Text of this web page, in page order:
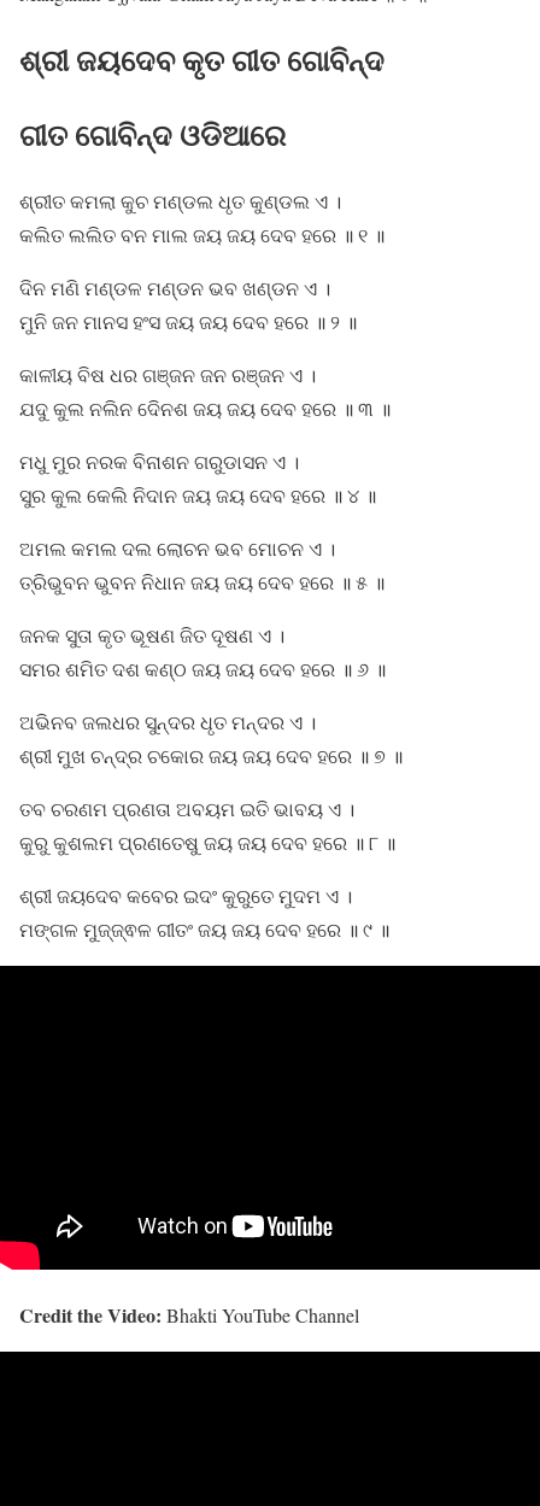
ଶ୍ରୀ ଜୟଦେବ କୃତ ଗୀତ ଗୋବିନ୍ଦ
ଗୀତ ଗୋବିନ୍ଦ ଓଡିଆରେ
ଶ୍ରୀତ କମଲା କୁଚ ମଣ୍ଡଲ ଧୃତ କୁଣ୍ଡଲ ଏ ।
କଲିତ ଲଲିତ ବନ ମାଲ ଜୟ ଜୟ ଦେବ ହରେ ॥ ୧ ॥
ଦିନ ମଣି ମଣ୍ଡଳ ମଣ୍ଡନ ଭବ ଖଣ୍ଡନ ଏ ।
ମୁନି ଜନ ମାନସ ହଂସ ଜୟ ଜୟ ଦେବ ହରେ ॥ ୨ ॥
କାଳୀୟ ବିଷ ଧର ଗଞ୍ଜନ ଜନ ରଞ୍ଜନ ଏ ।
ଯଦୁ କୁଲ ନଲିନ ଦିେନଶ ଜୟ ଜୟ ଦେବ ହରେ ॥ ୩ ॥
ମଧୁ ମୁର ନରକ ବିନାଶନ ଗରୁଡାସନ ଏ ।
ସୁର କୁଲ କେଲି ନିଦାନ ଜୟ ଜୟ ଦେବ ହରେ ॥ ୪ ॥
ଅମଲ କମଲ ଦଲ ଲୋଚନ ଭବ ମୋଚନ ଏ ।
ତ୍ରିଭୁବନ ଭୁବନ ନିଧାନ ଜୟ ଜୟ ଦେବ ହରେ ॥ ୫ ॥
ଜନକ ସୁତା କୃତ ଭୂଷଣ ଜିତ ଦୂଷଣ ଏ ।
ସମର ଶମିତ ଦଶ କଣ୍ଠ ଜୟ ଜୟ ଦେବ ହରେ ॥ ୬ ॥
ଅଭିନବ ଜଲଧର ସୁନ୍ଦର ଧୃତ ମନ୍ଦର ଏ ।
ଶ୍ରୀ ମୁଖ ଚନ୍ଦ୍ର ଚକୋର ଜୟ ଜୟ ଦେବ ହରେ ॥ ୭ ॥
ତବ ଚରଣମ ପ୍ରଣତା ଅବୟମ ଇତି ଭାବୟ ଏ ।
କୁରୁ କୁଶଲମ ପ୍ରଣତେଷୁ ଜୟ ଜୟ ଦେବ ହରେ ॥ ୮ ॥
ଶ୍ରୀ ଜୟଦେବ କବେର ଇଦଂ କୁରୁତେ ମୁଦମ ଏ ।
ମଙ୍ଗଳ ମୁଜ୍ଜ୍ଵଳ ଗୀତଂ ଜୟ ଜୟ ଦେବ ହରେ ॥ ୯ ॥
Credit the Video: Bhakti YouTube Channel